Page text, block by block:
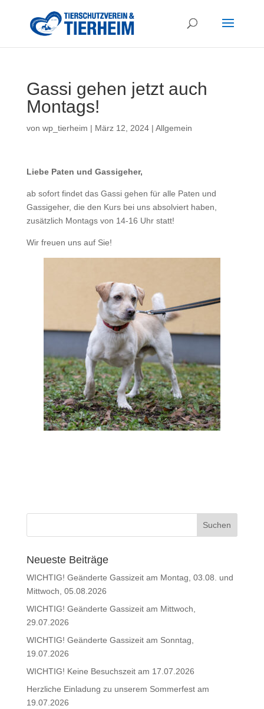
Gassi gehen jetzt auch
Montags!
von wp_tierheim | März 12, 2024| Allgemein
Liebe Paten und Gassigeher,
ab sofort findet das Gassi gehen für alle Paten und
Gassigeher, die den Kurs bei uns absolviert haben,
zusätzlich Montags von 14-16 Uhr statt!
Wir freuen uns auf Sie!
Neueste Beiträge
WICHTIG! Geänderte Gassizeit am Montag, 03.08. und
Mittwoch, 05.08.2026
WICHTIG! Geänderte Gassizeit am Mittwoch,
29.07.2026
WICHTIG! Geänderte Gassizeit am Sonntag,
19.07.2026
WICHTIG! Keine Besuchszeit am 17.07.2026
Herzliche Einladung zu unserem Sommerfest am
19.07.2026